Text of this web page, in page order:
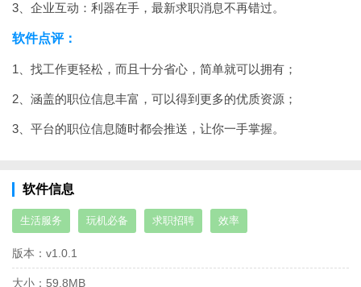
3、企业互动：利器在手，最新求职消息不再错过。
软件点评：
1、找工作更轻松，而且十分省心，简单就可以拥有；
2、涵盖的职位信息丰富，可以得到更多的优质资源；
3、平台的职位信息随时都会推送，让你一手掌握。
软件信息
生活服务 玩机必备 求职招聘 效率
版本： v1.0.1
大小： 59.8MB